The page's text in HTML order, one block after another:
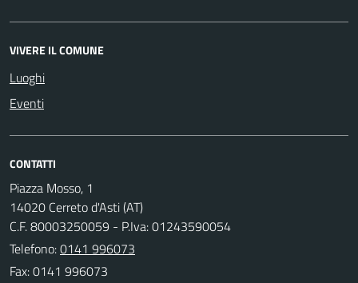
VIVERE IL COMUNE
Luoghi
Eventi
CONTATTI
Piazza Mosso, 1
14020 Cerreto d'Asti (AT)
C.F. 80003250059 - P.Iva: 01243590054
Telefono:0141 996073
Fax: 0141 996073